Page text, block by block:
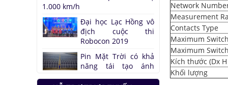
Network
Measurement
Contacts Type
Maximum
Maximum
Kích thước (Dx H
Khối lượng
dưới lòng đất của
Nhật
Áo chống đạn xuyên
giáp bằng bọt kim
loại
Những thăng trầm